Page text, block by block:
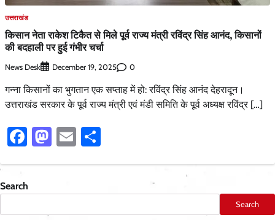
उत्तराखंड
किसान नेता राकेश टिकैत से मिले पूर्व राज्य मंत्री रविंद्र सिंह आनंद, किसानों
की बदहाली पर हुई गंभीर चर्चा
News Desk December 19, 2025 0
गन्ना किसानों का भुगतान एक सप्ताह में हो: रविंद्र सिंह आनंद देहरादून।
उत्तराखंड सरकार के पूर्व राज्य मंत्री एवं मंडी समिति के पूर्व अध्यक्ष रविंद्र […]
Facebook
Mastodon
Email
Search
Search